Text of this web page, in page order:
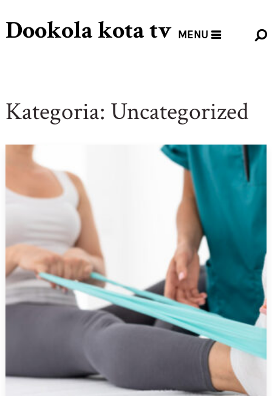
Dookola kota tv MENU
Kategoria: Uncategorized